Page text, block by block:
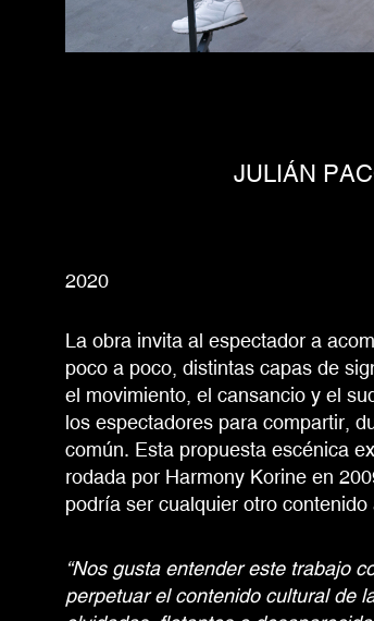
JULIÁN
2020
La obra invita al espectador a
poco a poco, distintas capas de
el movimiento, el cansancio y el
los espectadores para compartir,
común. Esta propuesta escénica
rodada por Harmony Korine en
podría ser cualquier otro
“Nos gusta entender este trabajo
perpetuar el contenido cultural de